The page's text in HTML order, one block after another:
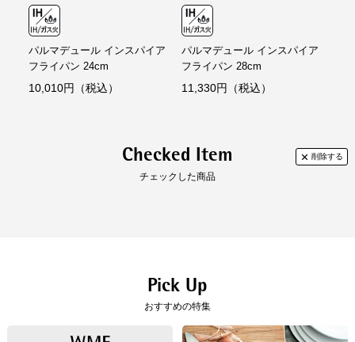
パルマデュール インスパイア
フライパン 24cm
10,010円（税込）
パルマデュール インスパイア
フライパン 28cm
11,330円（税込）
Checked Item
チェックした商品
Pick Up
おすすめの特集